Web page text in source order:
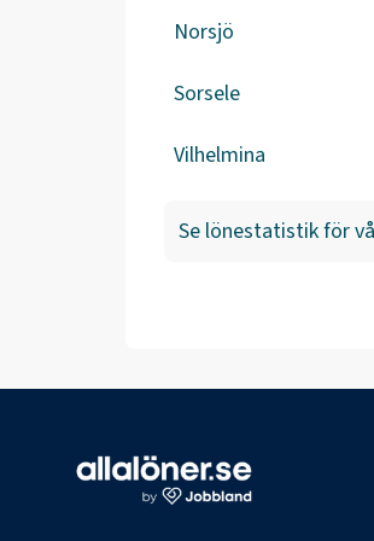
Norsjö
Sorsele
Vilhelmina
Se lönestatistik för